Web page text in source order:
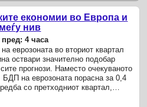
економии во Европа и
нив
пред: 4 часа
еврозоната во вториот квартал
оствари значително подобар
прогнози. Наместо очекуваното
БДП на еврозоната порасна за 0,4
со претходниот квартал,